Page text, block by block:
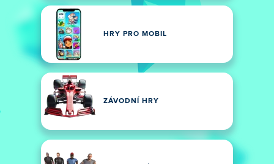
HRY PRO MOBIL
ZÁVODNÍ HRY